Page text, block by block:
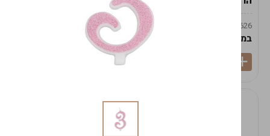
9009492379626
במארז
9009492379626
במארז6